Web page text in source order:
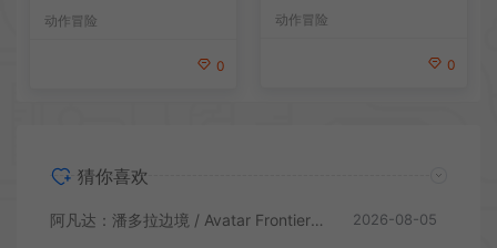
动作冒险
0
动作冒险
0
猜你喜欢
阿凡达：潘多拉边境 / Avatar Frontiers of Pandora 开放世界冒险游戏 2026-08-05